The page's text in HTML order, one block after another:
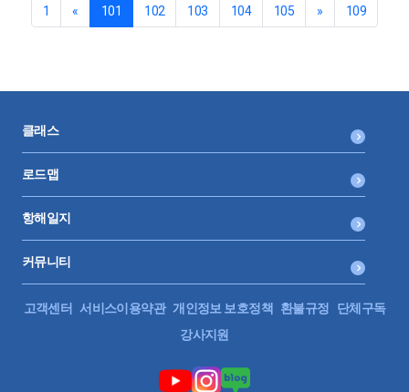
별 비율 (경리나라 - 회계.경리 커뮤니티 No.1) | 작성자 계계란
란
1 « 101 102 103 104 105 » 109
클래스
로드맵
항해일지
커뮤니티
고객센터 서비스이용약관 개인정보 보호정책 환불규정
단체구독
강사지원